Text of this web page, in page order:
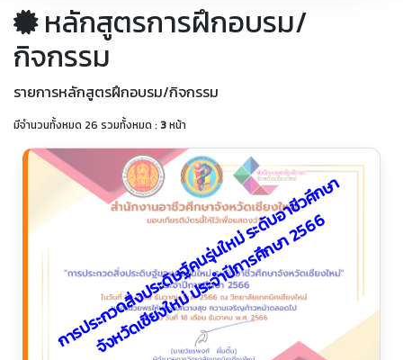
หลักสูตรการฝึกอบรม/
กิจกรรม
รายการหลักสูตรฝึกอบรม/กิจกรรม
มีจำนวนทั้งหมด 26 รวมทั้งหมด : 3หน้า
ก
า
ร
ป
ร
ะ
ก
ว
ด
สิ่
ง
ป
ร
ะ
ดิ
ษ
ฐ์
ค
น
รุ่
น
ใ
ห
ม่
ร
ะ
ดั
บ
อ
า
ชี
ว
ศึ
ก
ษ
า
จั
ง
ห
วั
ด
เ
ชี
ย
ง
ใ
ห
ม่
ป
ร
ะ
จำ
ปี
ก
า
ร
ศึ
ก
ษ
า
2
5
6
6